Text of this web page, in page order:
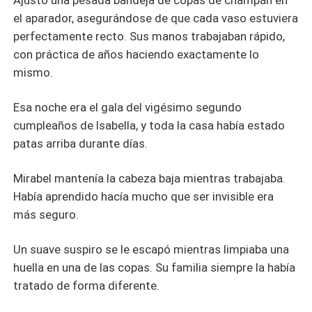
el aparador, asegurándose de que cada vaso estuviera
perfectamente recto. Sus manos trabajaban rápido,
con práctica de años haciendo exactamente lo
mismo.
Esa noche era el gala del vigésimo segundo
cumpleaños de Isabella, y toda la casa había estado
patas arriba durante días.
Mirabel mantenía la cabeza baja mientras trabajaba.
Había aprendido hacía mucho que ser invisible era
más seguro.
Un suave suspiro se le escapó mientras limpiaba una
huella en una de las copas. Su familia siempre la había
tratado de forma diferente.